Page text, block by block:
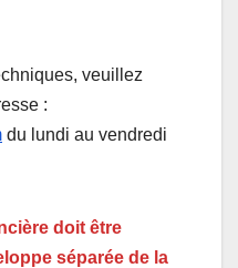
veuillez
:
du lundi au vendredi
doit être
séparée de la